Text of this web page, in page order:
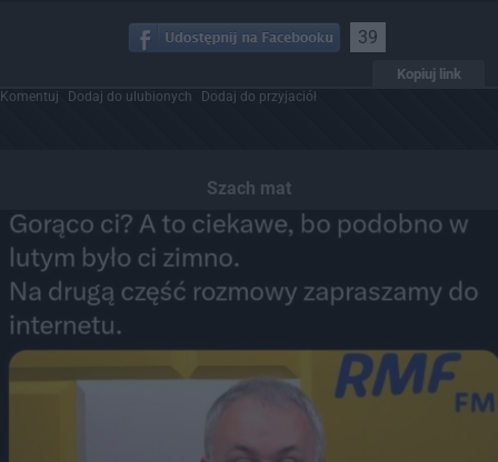
39
Kopiuj link
Komentuj Dodaj do ulubionych Dodaj do przyjaciół
Szach mat